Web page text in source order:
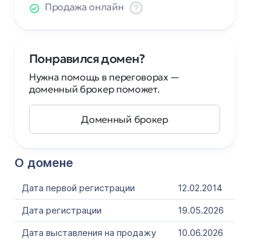
О домене
Дата первой регистрации
12.02.2014
Дата регистрации
19.05.2026
Дата выставления на продажу
10.06.2026
Продажа онлайн
Понравился домен?
Нужна помощь в переговорах —
доменный брокер поможет.
Доменный брокер